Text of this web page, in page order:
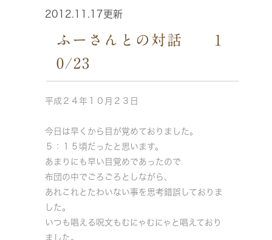
2012.11.17更新
ふーさんとの対話 1
0/23
平成２４年１０月２３日
今日は早くから目が覚めておりました。
５：１５頃だったと思います。
あまりにも早い目覚めであったので
布団の中でごろごろとしながら、
あれこれとたわいない事を思考錯誤しておりま
した。
いつも唱える呪文もむにゃむにゃと唱えており
ました。